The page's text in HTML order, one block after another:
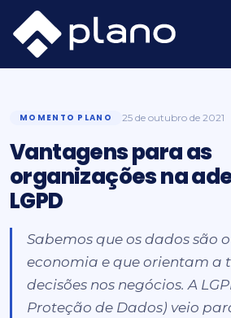
para
conteúdo
Plano Insights/Momento Plano/
Vantagens para as organizações na
MOMENTO PLANO 25 de outubro de 2021
Vantagens para as
organizações na
LGPD
Sabemos que os dados são
economia e que orientam a
decisões nos negócios. A
Proteção de Dados) veio